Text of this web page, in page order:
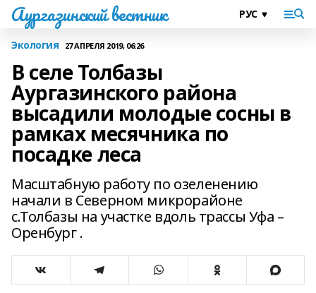
Аургазинский вестник
Экология 27 АПРЕЛЯ 2019, 06:26
В селе Толбазы
Аургазинского района
высадили молодые сосны в
рамках месячника по
посадке леса
Масштабную работу по озеленению
начали в Северном микрорайоне
с.Толбазы на участке вдоль трассы Уфа –
Оренбург .